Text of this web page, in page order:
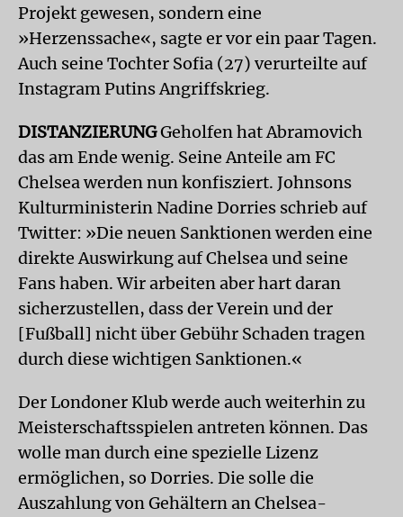
Projekt gewesen, sondern eine
»Herzenssache«, sagte er vor ein paar Tagen.
Auch seine Tochter Sofia (27) verurteilte auf
Instagram Putins Angriffskrieg.
DISTANZIERUNGGeholfen hat Abramovich
das am Ende wenig. Seine Anteile am FC
Chelsea werden nun konfisziert. Johnsons
Kulturministerin Nadine Dorries schrieb auf
Twitter: »Die neuen Sanktionen werden eine
direkte Auswirkung auf Chelsea und seine
Fans haben. Wir arbeiten aber hart daran
sicherzustellen, dass der Verein und der
[Fußball] nicht über Gebühr Schaden tragen
durch diese wichtigen Sanktionen.«
Der Londoner Klub werde auch weiterhin zu
Meisterschaftsspielen antreten können. Das
wolle man durch eine spezielle Lizenz
ermöglichen, so Dorries. Die solle die
Auszahlung von Gehältern an Chelsea-